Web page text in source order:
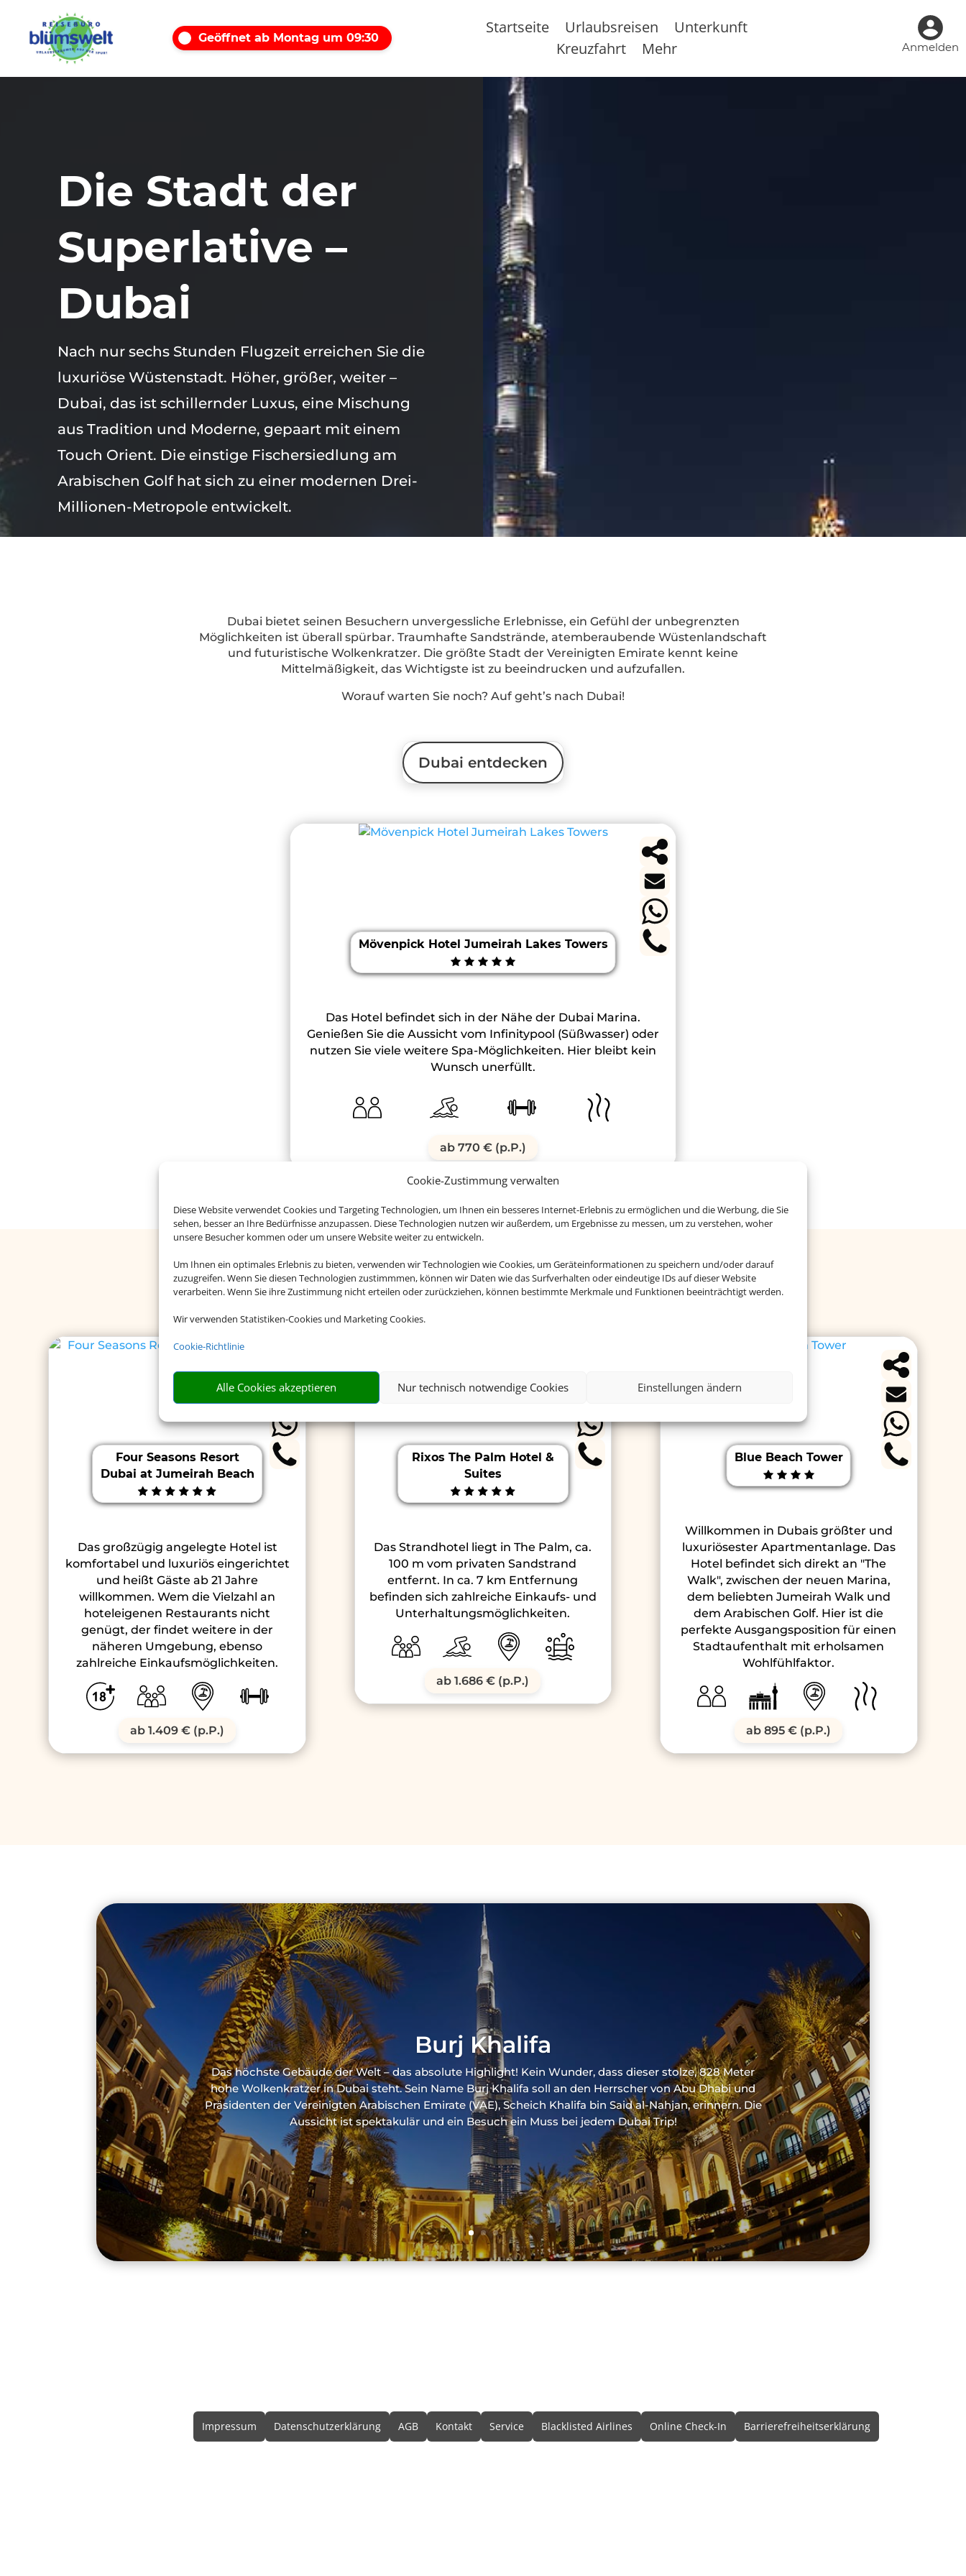
Cookie-Zustimmung verwalten
Diese Website verwendet Cookies und Targeting Technologien, um Ihnen ein besseres Internet-Erlebnis zu ermöglichen und die Werbung, die Sie
sehen, besser an Ihre Bedürfnisse anzupassen. Diese Technologien nutzen wir außerdem, um Ergebnisse zu messen, um zu verstehen, woher
unsere Besucher kommen oder um unsere Website weiter zu entwickeln.
Um Ihnen ein optimales Erlebnis zu bieten, verwenden wir Technologien wie Cookies, um Geräteinformationen zu speichern und/oder darauf
zuzugreifen. Wenn Sie diesen Technologien zustimmmen, können wir Daten wie das Surfverhalten oder eindeutige IDs auf dieser Website
verarbeiten. Wenn Sie ihre Zustimmung nicht erteilen oder zurückziehen, können bestimmte Merkmale und Funktionen beeinträchtigt werden.
Wir verwenden Statistiken-Cookies und Marketing Cookies.
Cookie-Richtlinie
Alle Cookies akzeptieren Nur technisch notwendige Cookies Einstellungen ändern
Geöffnet ab Montag um 09:30
Startseite Urlaubsreisen
Unterkunft
Kreuzfahrt
Mehr Anmelden
Die Stadt der
Superlative –
Dubai
Nach nur sechs Stunden Flugzeit erreichen Sie die
luxuriöse Wüstenstadt. Höher, größer, weiter –
Dubai, das ist schillernder Luxus, eine Mischung
aus Tradition und Moderne, gepaart mit einem
Touch Orient. Die einstige Fischersiedlung am
Arabischen Golf hat sich zu einer modernen Drei-
Millionen-Metropole entwickelt.
Dubai bietet seinen Besuchern unvergessliche Erlebnisse, ein Gefühl der unbegrenzten
Möglichkeiten ist überall spürbar. Traumhafte Sandstrände, atemberaubende Wüstenlandschaft
und futuristische Wolkenkratzer. Die größte Stadt der Vereinigten Emirate kennt keine
Mittelmäßigkeit, das Wichtigste ist zu beeindrucken und aufzufallen.
Worauf warten Sie noch? Auf geht’s nach Dubai!
Dubai entdecken
Mövenpick Hotel Jumeirah Lakes Towers
Das Hotel befindet sich in der Nähe der Dubai Marina.
Genießen Sie die Aussicht vom Infinitypool (Süßwasser) oder
nutzen Sie viele weitere Spa-Möglichkeiten. Hier bleibt kein
Wunsch unerfüllt.
ab 770 € (p.P.)
Buchen Sie jetzt Ihren Urlaub in Dubai
Four Seasons Resort
Dubai at Jumeirah Beach
Das großzügig angelegte Hotel ist
komfortabel und luxuriös eingerichtet
und heißt Gäste ab 21 Jahre
willkommen. Wem die Vielzahl an
hoteleigenen Restaurants nicht
genügt, der findet weitere in der
näheren Umgebung, ebenso
zahlreiche Einkaufsmöglichkeiten.
ab 1.409 € (p.P.)
Rixos The Palm Hotel &
Suites
Das Strandhotel liegt in The Palm, ca.
100 m vom privaten Sandstrand
entfernt. In ca. 7 km Entfernung
befinden sich zahlreiche Einkaufs- und
Unterhaltungsmöglichkeiten.
ab 1.686 € (p.P.)
Blue Beach Tower
Willkommen in Dubais größter und
luxuriösester Apartmentanlage. Das
Hotel befindet sich direkt an "The
Walk", zwischen der neuen Marina,
dem beliebten Jumeirah Walk und
dem Arabischen Golf. Hier ist die
perfekte Ausgangsposition für einen
Stadtaufenthalt mit erholsamen
Wohlfühlfaktor.
ab 895 € (p.P.)
Burj Khalifa
Das höchste Gebäude der Welt – das absolute Highlight! Kein Wunder, dass dieser stolze, 828 Meter
hohe Wolkenkratzer in Dubai steht. Sein Name Burj Khalifa soll an den Herrscher von Abu Dhabi und
Präsidenten der Vereinigten Arabischen Emirate (VAE), Scheich Khalifa bin Said al-Nahjan, erinnern. Die
Aussicht ist spektakulär und ein Besuch ein Muss bei jedem Dubai Trip!
Impressum Datenschutzerklärung AGB Kontakt Service Blacklisted Airlines Online Check-In Barrierefreiheitserklärung